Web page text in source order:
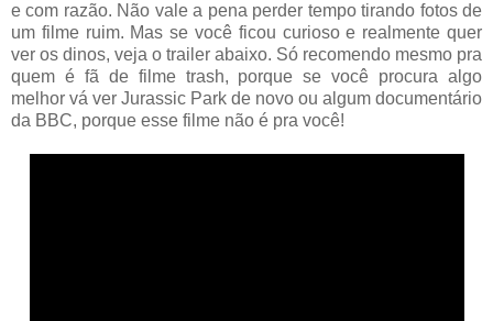
e com razão. Não vale a pena perder tempo tirando fotos de
um filme ruim. Mas se você ficou curioso e realmente quer
ver os dinos, veja o trailer abaixo. Só recomendo mesmo pra
quem é fã de filme trash, porque se você procura algo
melhor vá ver Jurassic Park de novo ou algum documentário
da BBC, porque esse filme não é pra você!